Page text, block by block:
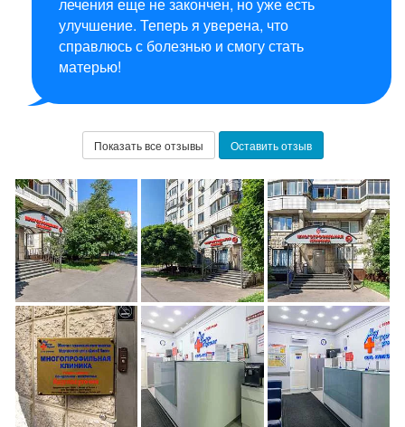
лечения еще не закончен, но уже есть
улучшение. Теперь я уверена, что
справлюсь с болезнью и смогу стать
матерью!
Показать все отзывы Оставить отзыв